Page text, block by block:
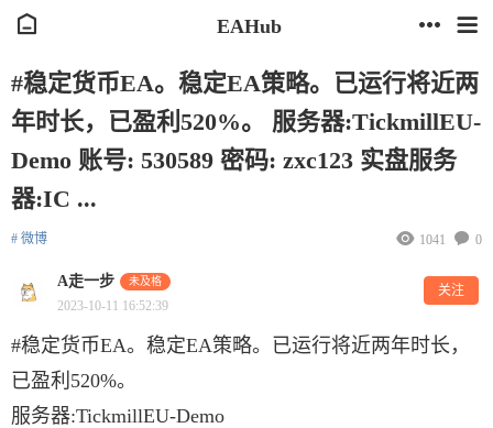
EAHub
#稳定货币EA。稳定EA策略。已运行将近两
年时长，已盈利520%。 服务器:TickmillEU-
Demo 账号: 530589 密码: zxc123 实盘服务
器:IC ...
# 微博 0
1041
A走一步 未及格
2023-10-11 16:52:39
关注
#稳定货币EA。稳定EA策略。已运行将近两年时长，
已盈利520%。
服务器:TickmillEU-Demo